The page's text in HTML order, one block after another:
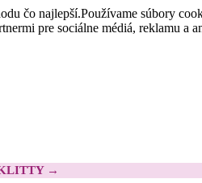
čo najlepší.Používame súbory
pre sociálne médiá, reklamu a
→